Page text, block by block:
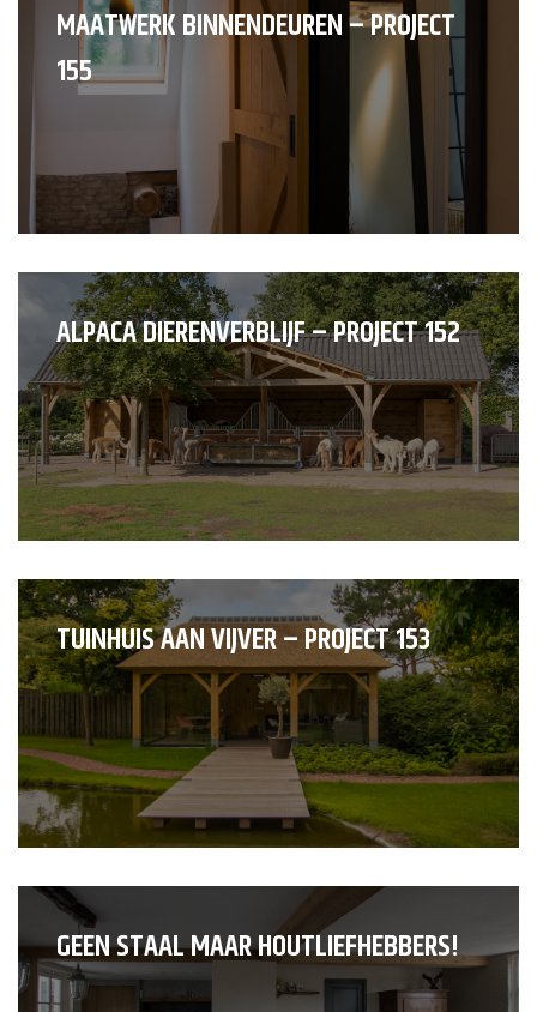
MAATWERK BINNENDEUREN – PROJECT
155
ALPACA DIERENVERBLIJF – PROJECT 152
TUINHUIS AAN VIJVER – PROJECT 153
GEEN STAAL MAAR HOUTLIEFHEBBERS!